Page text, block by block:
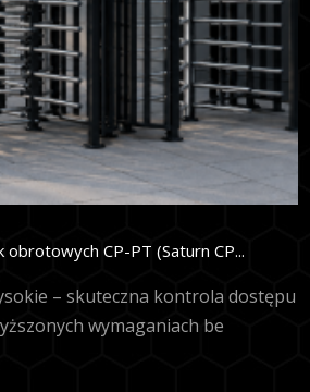
CP-PT (Saturn CP...
– skuteczna kontrola dostępu
wymaganiach be